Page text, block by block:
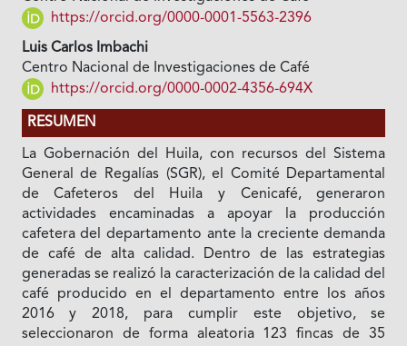
https://orcid.org/0000-0001-5563-2396
Luis Carlos Imbachi
Centro Nacional de Investigaciones de Café
https://orcid.org/0000-0002-4356-694X
RESUMEN
La Gobernación del Huila, con recursos del Sistema
General de Regalías (SGR), el Comité Departamental
de Cafeteros del Huila y Cenicafé, generaron
actividades encaminadas a apoyar la producción
cafetera del departamento ante la creciente demanda
de café de alta calidad. Dentro de las estrategias
generadas se realizó la caracterización de la calidad del
café producido en el departamento entre los años
2016 y 2018, para cumplir este objetivo, se
seleccionaron de forma aleatoria 123 fincas de 35